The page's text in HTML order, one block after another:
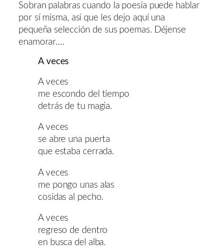
Sobran palabras cuando la poesía puede hablar
por sí misma, así que les dejo aquí una
pequeña selección de sus poemas. Déjense
enamorar….
A veces
A veces
me escondo del tiempo
detrás de tu magia.
A veces
se abre una puerta
que estaba cerrada.
A veces
me pongo unas alas
cosidas al pecho.
A veces
regreso de dentro
en busca del alba.